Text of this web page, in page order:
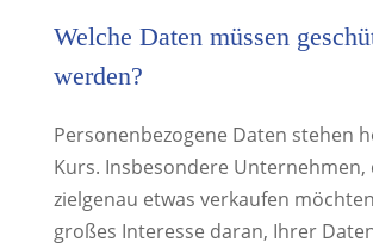
Welche Daten müssen
werden?
Personenbezogene Daten stehen
Kurs. Insbesondere Unternehmen,
zielgenau etwas verkaufen
großes Interesse daran, Ihrer